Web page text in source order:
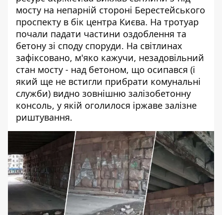
мосту на непарній стороні Берестейського
проспекту в бік центра Києва. На тротуар
почали падати частини оздоблення та
бетону зі споду споруди. На світлинах
зафіксовано, м'яко кажучи, незадовільний
стан мосту - над бетоном, що осипався (і
який ще не встигли прибрати комунальні
служби) видно зовнішню залізобетонну
консоль, у якій оголилося іржаве залізне
риштування.